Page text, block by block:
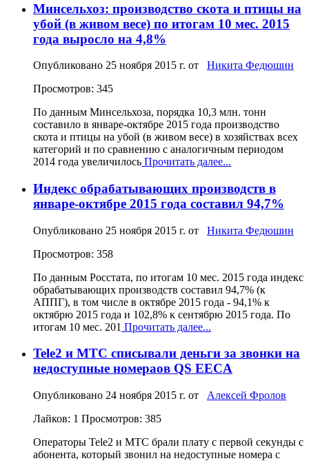
Минсельхоз: производство скота и птицы на
убой (в живом весе) по итогам 10 мес. 2015
года выросло на 4,8%
Опубликовано 25 ноября 2015 г. от Никита Федюшин
Просмотров: 345
По данным Минсельхоза, порядка 10,3 млн. тонн
составило в январе-октябре 2015 года производство
скота и птицы на убой (в живом весе) в хозяйствах всех
категорий и по сравнению с аналогичным периодом
2014 года увеличилось Прочитать далее...
Индекс обрабатывающих производств в
январе-октябре 2015 года составил 94,7%
Опубликовано 25 ноября 2015 г. от Никита Федюшин
Просмотров: 358
По данным Росстата, по итогам 10 мес. 2015 года индекс
обрабатывающих производств составил 94,7% (к
АППГ), в том числе в октябре 2015 года - 94,1% к
октябрю 2015 года и 102,8% к сентябрю 2015 года. По
итогам 10 мес. 201 Прочитать далее...
Tele2 и МТС списывали деньги за звонки на
недоступные номераов QS EECA
Опубликовано 24 ноября 2015 г. от Алексей Фролов
Лайков: 1 Просмотров: 385
Операторы Tele2 и МТС брали плату с первой секунды с
абонента, который звонил на недоступные номера с